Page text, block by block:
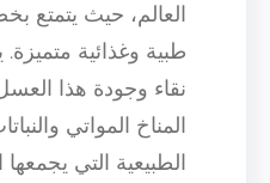
العالم، حيث يتمتع
طبية وغذائية
نقاء وجودة هذا
المناخ المواتي
الطبيعية التي يجمعها